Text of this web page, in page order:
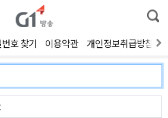
통
합
색
호 찾기 이용약관 개인정보취급방침